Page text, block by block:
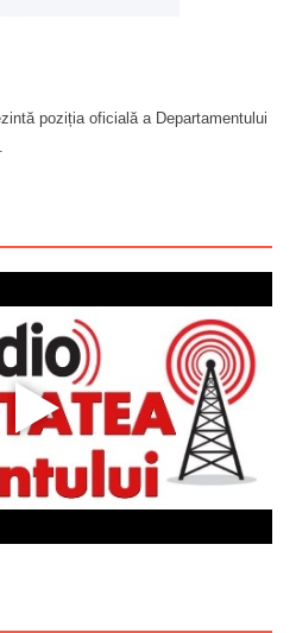
poziția oficială a Departamentului